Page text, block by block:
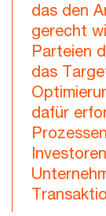
das den
gerecht
Parteien
das
dafür